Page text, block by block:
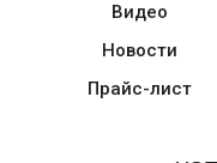
Видео
Новости
Прайс-лист